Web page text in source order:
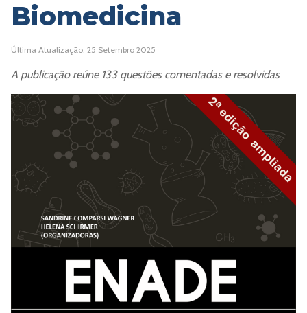
Biomedicina
Última Atualização: 25 Setembro 2025
A publicação reúne 133 questões comentadas e resolvidas